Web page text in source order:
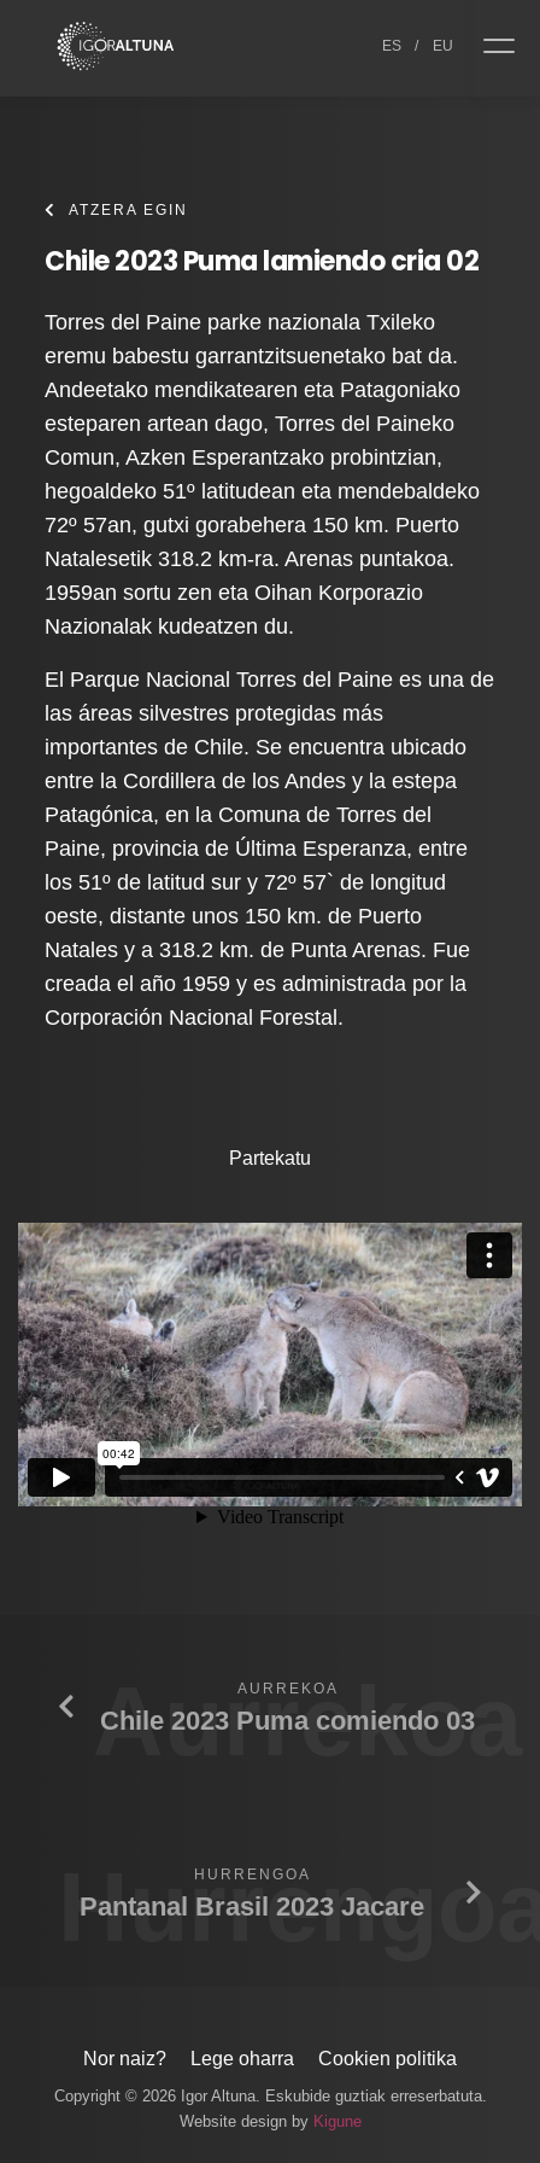
ES / EU
ATZERA EGIN
Chile 2023 Puma lamiendo cria 02
Torres del Paine parke nazionala Txileko
eremu babestu garrantzitsuenetako bat da.
Andeetako mendikatearen eta Patagoniako
esteparen artean dago, Torres del Paineko
Comun, Azken Esperantzako probintzian,
hegoaldeko 51º latitudean eta mendebaldeko
72º 57an, gutxi gorabehera 150 km. Puerto
Natalesetik 318.2 km-ra. Arenas puntakoa.
1959an sortu zen eta Oihan Korporazio
Nazionalak kudeatzen du.
El Parque Nacional Torres del Paine es una de
las áreas silvestres protegidas más
importantes de Chile. Se encuentra ubicado
entre la Cordillera de los Andes y la estepa
Patagónica, en la Comuna de Torres del
Paine, provincia de Última Esperanza, entre
los 51º de latitud sur y 72º 57` de longitud
oeste, distante unos 150 km. de Puerto
Natales y a 318.2 km. de Punta Arenas. Fue
creada el año 1959 y es administrada por la
Corporación Nacional Forestal.
Partekatu
Aurrekoa
AURREKOA
Chile 2023 Puma comiendo 03
HURRENGOA
Pantanal Brasil 2023 Jacare
Nor naiz? Lege oharra Cookien politika
Copyright © 2026 Igor Altuna. Eskubide guztiak erreserbatuta.
Website design by Kigune